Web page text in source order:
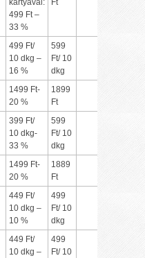
499 Ft –
33 %
499 Ft/
10 dkg –
16 %
599
Ft/ 10
dkg
1499 Ft-
20 %
1899
Ft
399 Ft/
10 dkg-
33 %
599
Ft/ 10
dkg
1499 Ft-
20 %
1889
Ft
449 Ft/
10 dkg –
10 %
499
Ft/ 10
dkg
449 Ft/
10 dkg –
499
Ft/ 10